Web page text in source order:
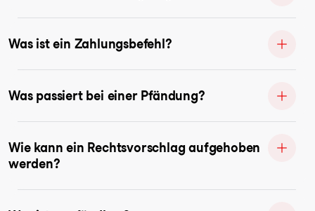
Was ist ein Zahlungsbefehl?
Was passiert bei einer Pfändung?
Wie kann ein Rechtsvorschlag aufgehoben
werden?